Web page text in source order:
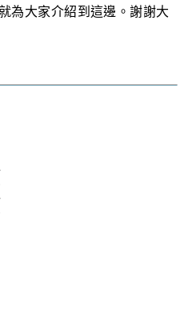
為大家介紹到這邊。謝謝大